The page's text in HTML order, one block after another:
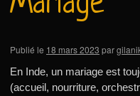
Publié le 18 mars 2023 par
En Inde, un mariage est
(accueil, nourriture,